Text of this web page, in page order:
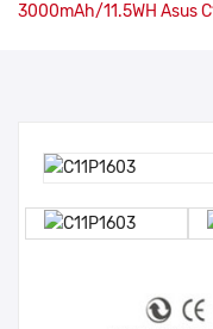
3000mAh/11.5WH Asus